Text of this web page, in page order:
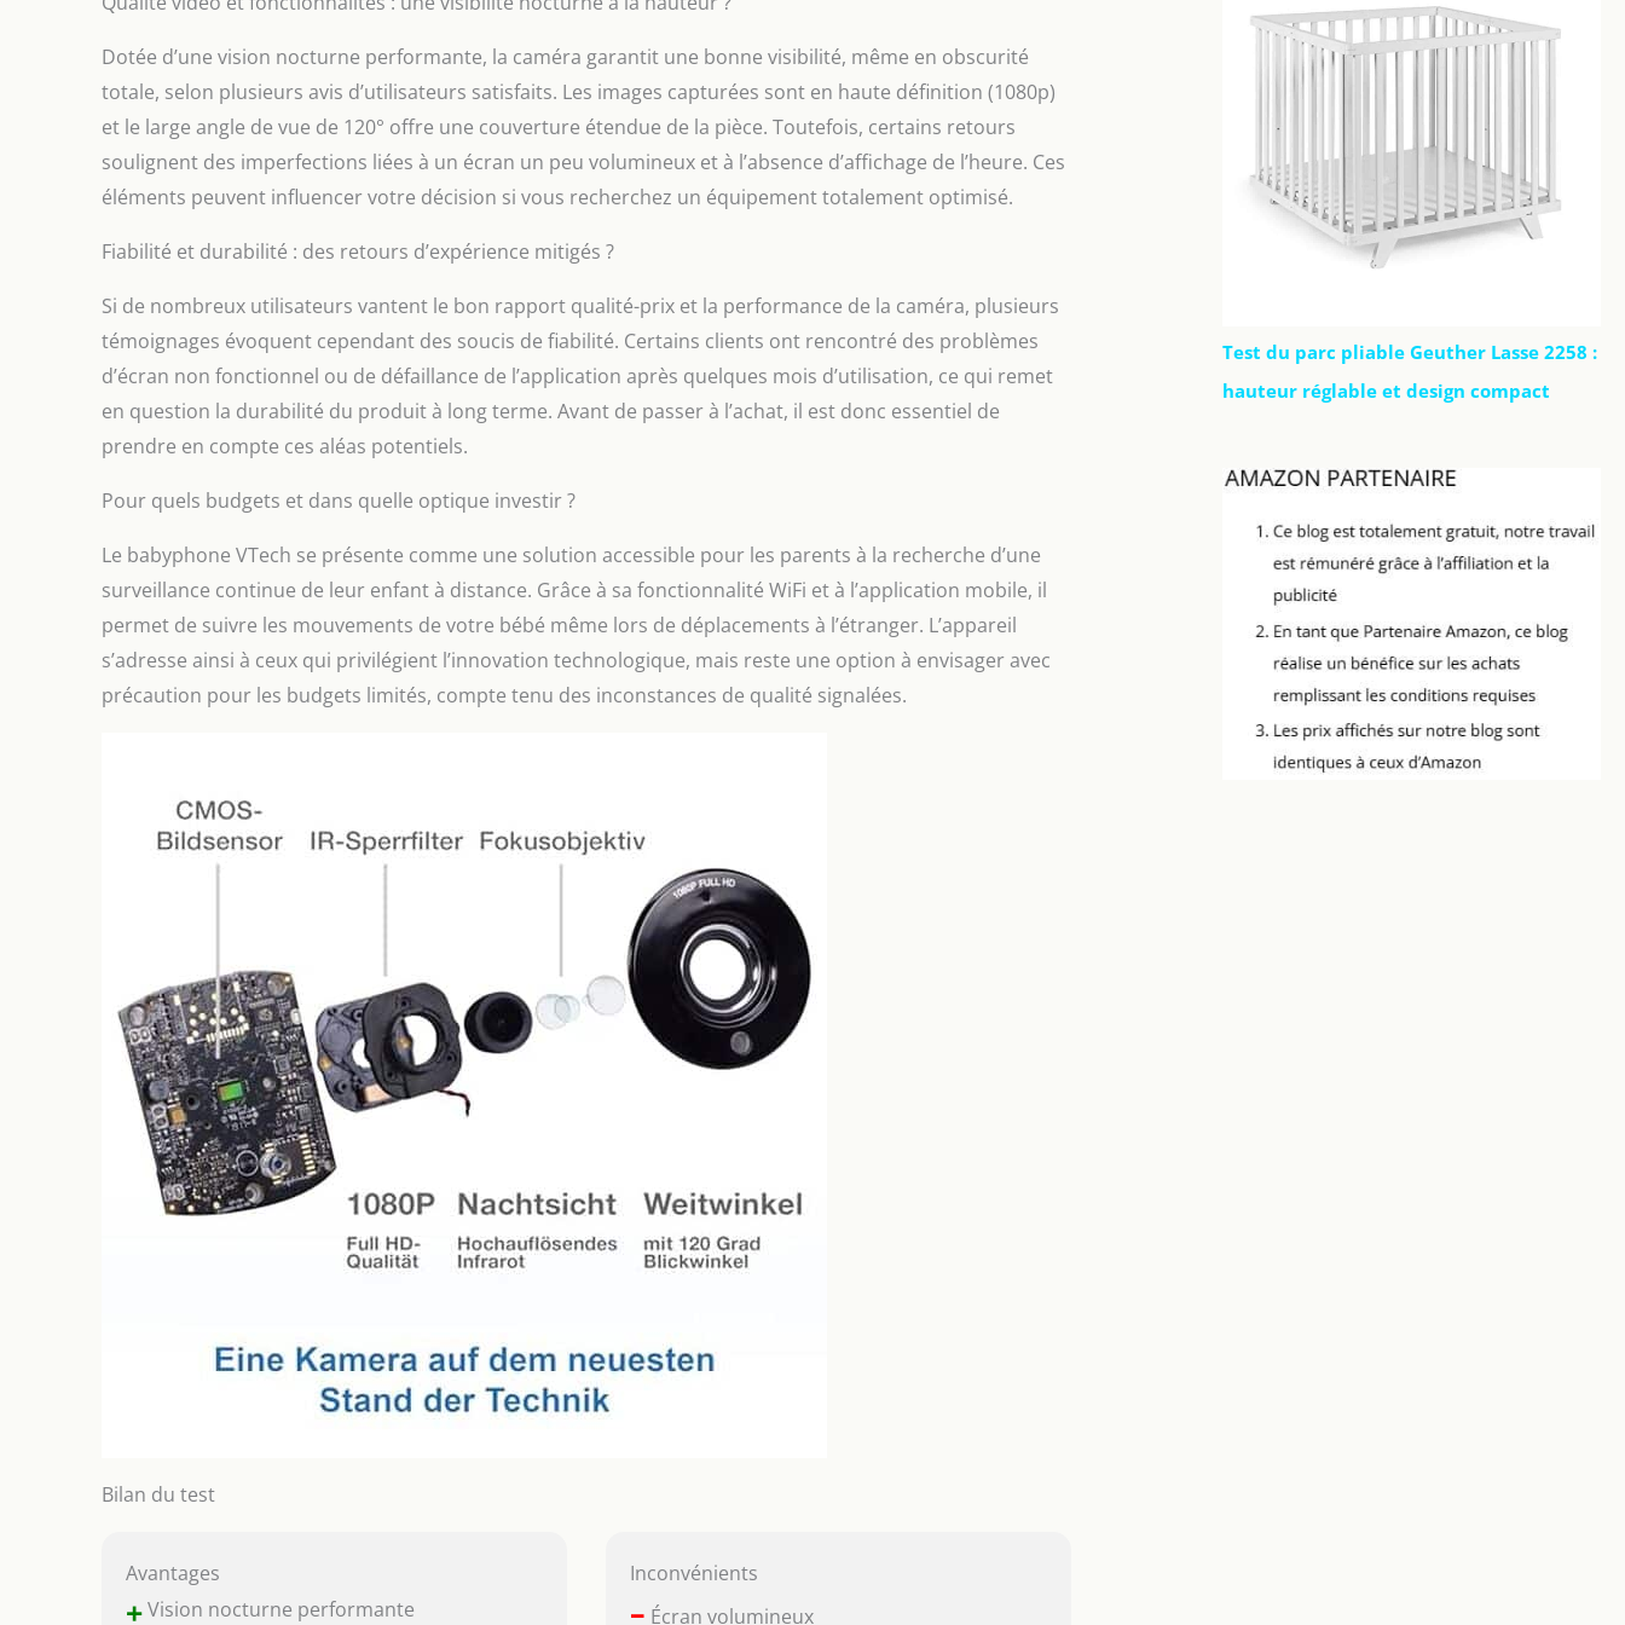
Dotée d’une vision nocturne performante, la caméra garantit une bonne visibilité, même en obscurité
totale, selon plusieurs avis d’utilisateurs satisfaits. Les images capturées sont en haute définition (1080p)
et le large angle de vue de 120° offre une couverture étendue de la pièce. Toutefois, certains retours
soulignent des imperfections liées à un écran un peu volumineux et à l’absence d’affichage de l’heure. Ces
éléments peuvent influencer votre décision si vous recherchez un équipement totalement optimisé.
Fiabilité et durabilité : des retours d’expérience mitigés ?
Si de nombreux utilisateurs vantent le bon rapport qualité-prix et la performance de la caméra, plusieurs
témoignages évoquent cependant des soucis de fiabilité. Certains clients ont rencontré des problèmes
d’écran non fonctionnel ou de défaillance de l’application après quelques mois d’utilisation, ce qui remet
en question la durabilité du produit à long terme. Avant de passer à l’achat, il est donc essentiel de
prendre en compte ces aléas potentiels.
Pour quels budgets et dans quelle optique investir ?
Le babyphone VTech se présente comme une solution accessible pour les parents à la recherche d’une
surveillance continue de leur enfant à distance. Grâce à sa fonctionnalité WiFi et à l’application mobile, il
permet de suivre les mouvements de votre bébé même lors de déplacements à l’étranger. L’appareil
s’adresse ainsi à ceux qui privilégient l’innovation technologique, mais reste une option à envisager avec
précaution pour les budgets limités, compte tenu des inconstances de qualité signalées.
Bilan du test
Avantages
+Vision nocturne performante
Inconvénients
– Écran volumineux
Test du parc pliable Geuther Lasse 2258 :
hauteur réglable et design compact